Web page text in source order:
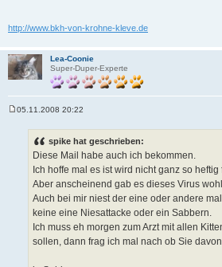
http://www.bkh-von-krohne-kleve.de
Lea-Coonie
Super-Duper-Experte
05.11.2008 20:22
spike hat geschrieben:
Diese Mail habe auch ich bekommen.
Ich hoffe mal es ist wird nicht ganz so heftig
Aber anscheinend gab es dieses Virus
Auch bei mir niest der eine oder andere
keine eine Niesattacke oder ein Sabbern.
Ich muss eh morgen zum Arzt mit allen
sollen, dann frag ich mal nach ob Sie